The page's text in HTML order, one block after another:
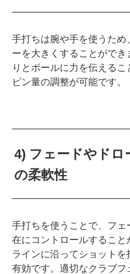
手打ちは腕や手を使うた
ーを大きくすることがで
りとボールに力を伝える
ピン量の調整が可能です。
4) フェードやドロ
の柔軟性
手打ちを使うことで、フ
在にコントロールするこ
ラインに沿ってショット
有効です。適切なクラブ